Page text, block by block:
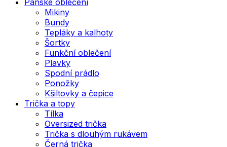
Mikiny
Bundy
Tepláky a kalhoty
Šortky
Funkční oblečení
Plavky
Spodní prádlo
Ponožky
Kšiltovky a čepice
Trička a topy
Tílka
Oversized trička
Trička s dlouhým rukávem
Černá trička